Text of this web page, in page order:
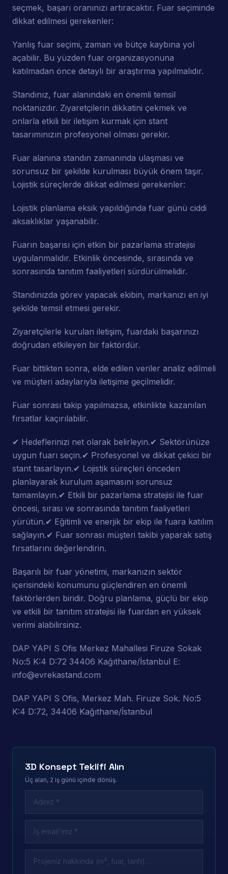
seçmek, başarı oranınızı artıracaktır. Fuar seçiminde
dikkat edilmesi gerekenler:
Yanlış fuar seçimi, zaman ve bütçe kaybına yol
açabilir. Bu yüzden fuar organizasyonuna
katılmadan önce detaylı bir araştırma yapılmalıdır.
Standınız, fuar alanındaki en önemli temsil
noktanızdır. Ziyaretçilerin dikkatini çekmek ve
onlarla etkili bir iletişim kurmak için stant
tasarımınızın profesyonel olması gerekir.
Fuar alanına standın zamanında ulaşması ve
sorunsuz bir şekilde kurulması büyük önem taşır.
Lojistik süreçlerde dikkat edilmesi gerekenler:
Lojistik planlama eksik yapıldığında fuar günü ciddi
aksaklıklar yaşanabilir.
Fuarın başarısı için etkin bir pazarlama stratejisi
uygulanmalıdır. Etkinlik öncesinde, sırasında ve
sonrasında tanıtım faaliyetleri sürdürülmelidir.
Standınızda görev yapacak ekibin, markanızı en iyi
şekilde temsil etmesi gerekir.
Ziyaretçilerle kurulan iletişim, fuardaki başarınızı
doğrudan etkileyen bir faktördür.
Fuar bittikten sonra, elde edilen veriler analiz edilmeli
ve müşteri adaylarıyla iletişime geçilmelidir.
Fuar sonrası takip yapılmazsa, etkinlikte kazanılan
fırsatlar kaçırılabilir.
✔ Hedeflerinizi net olarak belirleyin.✔ Sektörünüze
uygun fuarı seçin.✔ Profesyonel ve dikkat çekici bir
stant tasarlayın.✔ Lojistik süreçleri önceden
planlayarak kurulum aşamasını sorunsuz
tamamlayın.✔ Etkili bir pazarlama stratejisi ile fuar
öncesi, sırası ve sonrasında tanıtım faaliyetleri
yürütün.✔ Eğitimli ve enerjik bir ekip ile fuara katılım
sağlayın.✔ Fuar sonrası müşteri takibi yaparak satış
fırsatlarını değerlendirin.
Başarılı bir fuar yönetimi, markanızın sektör
içerisindeki konumunu güçlendiren en önemli
faktörlerden biridir. Doğru planlama, güçlü bir ekip
ve etkili bir tanıtım stratejisi ile fuardan en yüksek
verimi alabilirsiniz.
DAP YAPI S Ofis Merkez Mahallesi Firuze Sokak
No:5 K:4 D:72 34406 Kağıthane/İstanbul E:
info@evrekastand.com
DAP YAPI S Ofis, Merkez Mah. Firuze Sok. No:5
K:4 D:72, 34406 Kağıthane/İstanbul
3D Konsept Teklifi Alın
Üç alan, 2 iş günü içinde dönüş.